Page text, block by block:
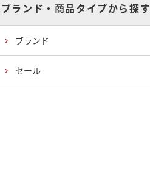
ブランド・商品タイプから探す
ブランド
セール